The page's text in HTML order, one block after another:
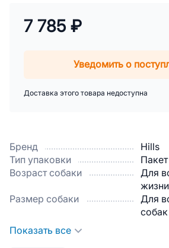
Бренд
Hills
Тип упаковки
Пакет
Возраст собаки
Для
жизни
Размер собаки
Для
собак
Показать все
7 785 ₽
Уведомить о
Доставка этого товара недоступна